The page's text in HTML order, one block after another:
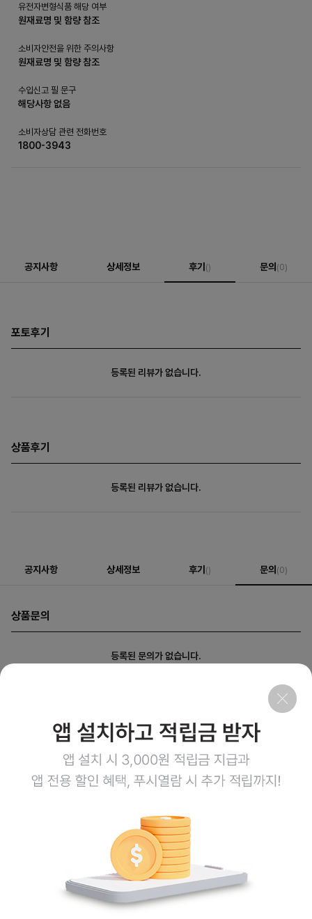
유전자변형식품 해당 여부
원재료명 및 함량 참조
소비자안전을 위한 주의사항
원재료명 및 함량 참조
수입신고 필 문구
해당사항 없음
소비자상담 관련 전화번호
1800-3943
공지사항 상세정보 후기 () 문의 (0)
포토후기
등록된 리뷰가 없습니다.
상품후기
등록된 리뷰가 없습니다.
공지사항 상세정보 후기 () 문의 (0)
상품문의
등록된 문의가 없습니다.
평일 08:00~17:00
토요일 08:00~12:00